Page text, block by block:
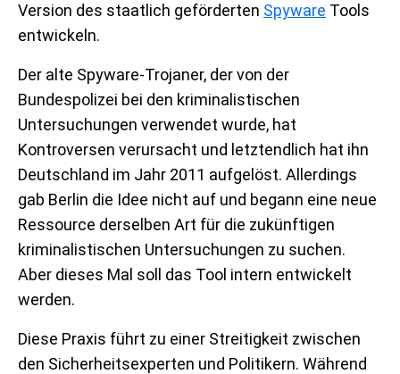
Version des staatlich geförderten Spyware Tools
entwickeln.
Der alte Spyware-Trojaner, der von der
Bundespolizei bei den kriminalistischen
Untersuchungen verwendet wurde, hat
Kontroversen verursacht und letztendlich hat ihn
Deutschland im Jahr 2011 aufgelöst. Allerdings
gab Berlin die Idee nicht auf und begann eine neue
Ressource derselben Art für die zukünftigen
kriminalistischen Untersuchungen zu suchen.
Aber dieses Mal soll das Tool intern entwickelt
werden.
Diese Praxis führt zu einer Streitigkeit zwischen
den Sicherheitsexperten und Politikern. Während